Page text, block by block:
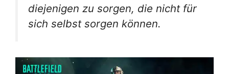
diejenigen zu sorgen, die nicht für
sich selbst sorgen können.